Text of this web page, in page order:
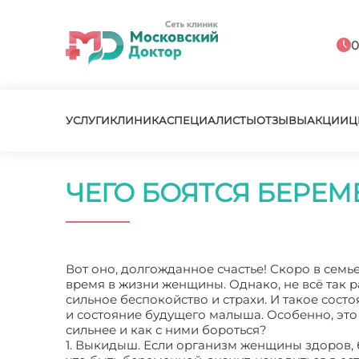
УСЛУГИКЛИНИКАСПЕЦИАЛИСТЫОТЗЫВЫАКЦИИ
ЧЕГО БОЯТСЯ
Вот оно, долгожданное счастье! Скоро в
время в жизни женщины. Однако, не всё так
сильное беспокойство и страхи. И такое
и состояние будущего малыша. Особенно,
сильнее и как с ними бороться?
1. Выкидыш. Если организм женщины здоров,